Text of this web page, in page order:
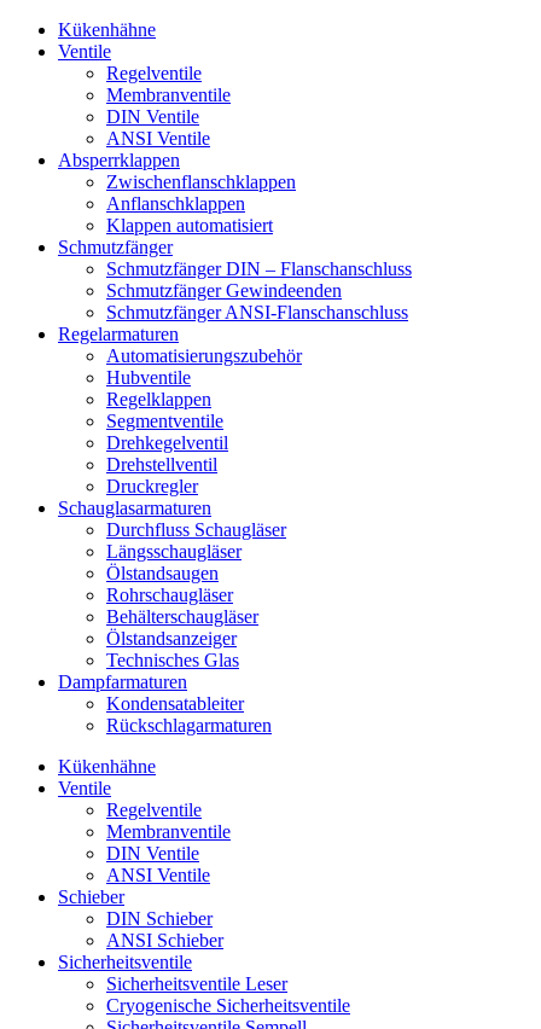
Kükenhähne
Ventile
Regelventile
Membranventile
DIN Ventile
ANSI Ventile
Absperrklappen
Zwischenflanschklappen
Anflanschklappen
Klappen automatisiert
Schmutzfänger
Schmutzfänger DIN – Flanschanschluss
Schmutzfänger Gewindeenden
Schmutzfänger ANSI-Flanschanschluss
Regelarmaturen
Automatisierungszubehör
Hubventile
Regelklappen
Segmentventile
Drehkegelventil
Drehstellventil
Druckregler
Schauglas­armaturen
Durchfluss Schaugläser
Längsschaugläser
Ölstandsaugen
Rohrschaugläser
Behälterschaugläser
Ölstandsanzeiger
Technisches Glas
Dampfarmaturen
Kondensatableiter
Rückschlagarmaturen
Kükenhähne
Ventile
Regelventile
Membranventile
DIN Ventile
ANSI Ventile
Schieber
DIN Schieber
ANSI Schieber
Sicherheitsventile
Sicherheitsventile Leser
Cryogenische Sicherheitsventile